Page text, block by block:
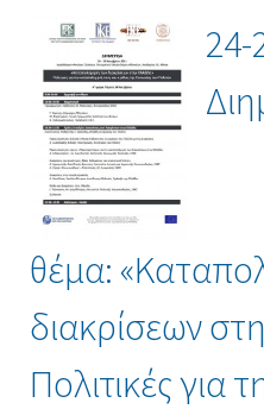
24-
θέμα:
διακρίσεων
Πολιτικές για